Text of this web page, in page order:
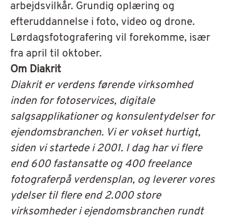
arbejdsvilkår. Grundig oplæring og
efteruddannelse i foto, video og drone.
Lørdagsfotografering vil forekomme, især
fra april til oktober.
Om Diakrit
Diakrit er verdens førende virksomhed
inden for fotoservices, digitale
salgsapplikationer og konsulentydelser for
ejendomsbranchen. Vi er vokset hurtigt,
siden vi startede i 2001. I dag har vi flere
end 600 fastansatte og 400 freelance
fotograferpå verdensplan, og leverer vores
ydelser til flere end 2.000 store
virksomheder i ejendomsbranchen rundt